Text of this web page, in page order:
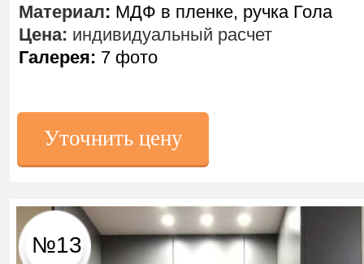
Уточнить цену
Материал: МДФ в пленке, ручка Гола
Цена: индивидуальный расчет
Галерея: 7 фото
№13